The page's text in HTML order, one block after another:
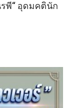
รพี“ อุดมคตินัก
ระเทศ
ง